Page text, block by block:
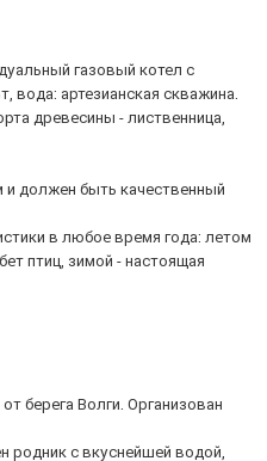
газовый котел с
вода: артезианская скважина.
древесины - лиственница,
должен быть качественный
в любое время года: летом
птиц, зимой - настоящая
берега Волги. Организован
родник с вкуснейшей водой,